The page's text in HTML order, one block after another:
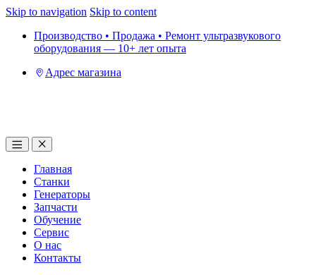
Skip to navigation Skip to content
Производство • Продажа • Ремонт ультразвукового
оборудования — 10+ лет опыта
Адрес магазина
Главная
Станки
Генераторы
Запчасти
Обучение
Сервис
О нас
Контакты